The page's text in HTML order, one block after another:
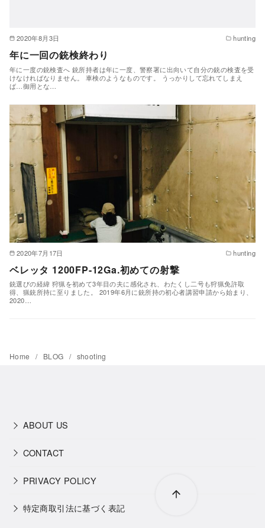
2020年8月3日 hunting
年に一回の銃検終わり
年に一度の銃検査へ 銃所持者は年に一度、警察署に出向いて自分の銃の検査を受
けなければなりません。 車検のようなものです。 うっかりして忘れてしまえ
ば…御用とな…
2020年7月17日 hunting
ベレッタ 1200FP-12Ga.初めての射撃
銃選びの経緯 狩猟を初めて3年目の夫に感化され、わたくし二号も狩猟免許取
得、猟銃所持に至りました。 2019年6月に銃所持の初心者講習申請から始まり、
2020…
Home BLOG shooting
ABOUT US
CONTACT
PRIVACY POLICY
特定商取引法に基づく表記